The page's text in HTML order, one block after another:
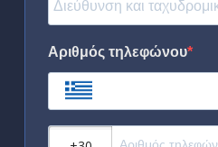
Αριθμός τηλεφώνου